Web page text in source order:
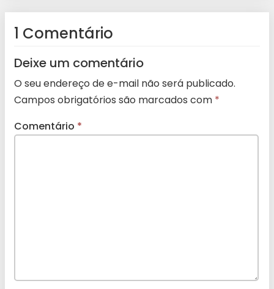
1 Comentário
Deixe um comentário
O seu endereço de e-mail não será publicado.
Campos obrigatórios são marcados com *
Comentário *